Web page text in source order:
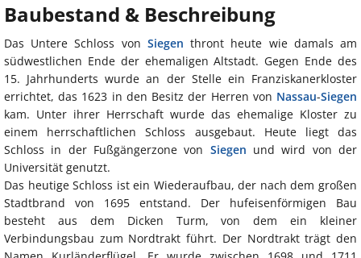
Baubestand & Beschreibung
Das Untere Schloss von Siegen thront heute wie damals am
südwestlichen Ende der ehemaligen Altstadt. Gegen Ende des
15. Jahrhunderts wurde an der Stelle ein Franziskanerkloster
errichtet, das 1623 in den Besitz der Herren von Nassau-Siegen
kam. Unter ihrer Herrschaft wurde das ehemalige Kloster zu
einem herrschaftlichen Schloss ausgebaut. Heute liegt das
Schloss in der Fußgängerzone von Siegen und wird von der
Universität genutzt.
Das heutige Schloss ist ein Wiederaufbau, der nach dem großen
Stadtbrand von 1695 entstand. Der hufeisenförmigen Bau
besteht aus dem Dicken Turm, von dem ein kleiner
Verbindungsbau zum Nordtrakt führt. Der Nordtrakt trägt den